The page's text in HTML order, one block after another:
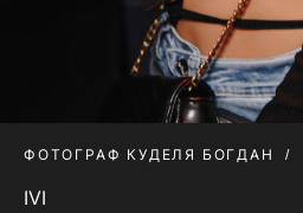
ФОТОГРАФ КУДЕЛЯ БОГДАН
IVI